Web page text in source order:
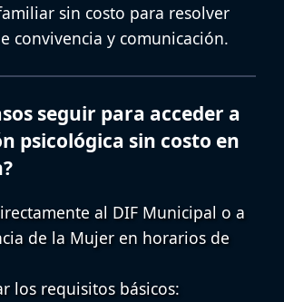
sin costo para resolver
convivencia y comunicación.
seguir para acceder a
psicológica sin costo en
al DIF Municipal o a
de la Mujer en horarios de
los requisitos básicos: